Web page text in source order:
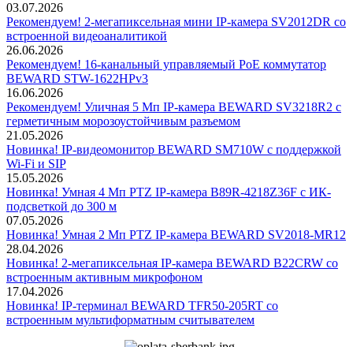
03.07.2026
Рекомендуем! 2-мегапиксельная мини IP-камера SV2012DR со
встроенной видеоаналитикой
26.06.2026
Рекомендуем! 16-канальный управляемый PoE коммутатор
BEWARD STW-1622HPv3
16.06.2026
Рекомендуем! Уличная 5 Мп IP-камера BEWARD SV3218R2 с
герметичным морозоустойчивым разъемом
21.05.2026
Новинка! IP-видеомонитор BEWARD SM710W с поддержкой
Wi-Fi и SIP
15.05.2026
Новинка! Умная 4 Мп PTZ IP-камера B89R-4218Z36F с ИК-
подсветкой до 300 м
07.05.2026
Новинка! Умная 2 Мп PTZ IP-камера BEWARD SV2018-MR12
28.04.2026
Новинка! 2-мегапиксельная IP-камера BEWARD B22CRW со
встроенным активным микрофоном
17.04.2026
Новинка! IP-терминал BEWARD TFR50-205RT со
встроенным мультиформатным считывателем